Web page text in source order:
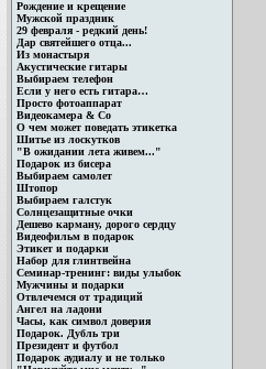
Рождение и крещение
Мужской праздник
29 февраля - редкий день!
Дар святейшего отца...
Из монастыря
Акустические гитары
Выбираем телефон
Если у него есть гитара…
Просто фотоаппарат
Видеокамера & Co
О чем может поведать этикетка
Шитье из лоскутков
"В ожидании лета живем..."
Подарок из бисера
Выбираем самолет
Штопор
Выбираем галстук
Солнцезащитные очки
Дешево карману, дорого сердцу
Видеофильм в подарок
Этикет и подарки
Набор для глинтвейна
Семинар-тренинг: виды улыбок
Мужчины и подарки
Отвлечемся от традиций
Ангел на ладони
Часы, как символ доверия
Подарок. Дубль три
Президент и футбол
Подарок аудиалу и не только